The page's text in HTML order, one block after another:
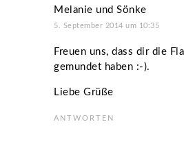
Melanie und Sönke
5. September 2014 um 10:35
Freuen uns, dass dir die
gemundet haben :-).
Liebe Grüße
ANTWORTEN